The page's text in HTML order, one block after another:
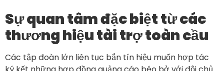
Sự quan tâm đặc biệt từ các
thương hiệu tài trợ toàn cầu
Các tập đoàn lớn liên tục bắn tín hiệu muốn hợp tác